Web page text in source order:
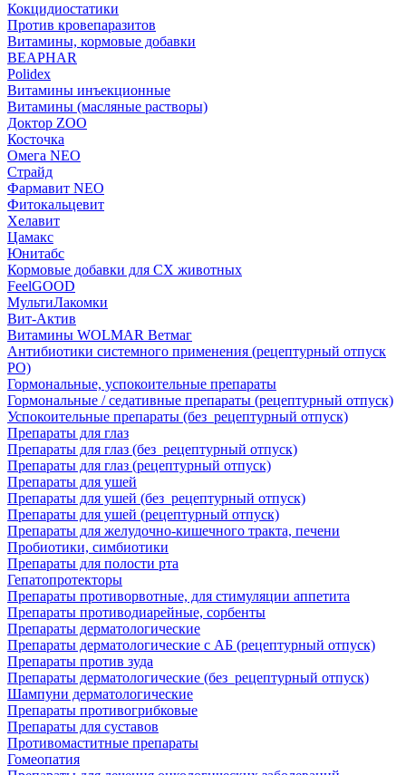
Кокцидиостатики
Против кровепаразитов
Витамины, кормовые добавки
BEAPHAR
Polidex
Витамины инъекционные
Витамины (масляные растворы)
Доктор ZOO
Косточка
Омега NEO
Страйд
Фармавит NEO
Фитокальцевит
Хелавит
Цамакс
Юнитабс
Кормовые добавки для СХ животных
FeelGOOD
МультиЛакомки
Вит-Актив
Витамины WOLMAR Ветмаг
Антибиотики системного применения (рецептурный отпуск
РО)
Гормональные, успокоительные препараты
Гормональные / седативные препараты (рецептурный отпуск)
Успокоительные препараты (без_рецептурный отпуск)
Препараты для глаз
Препараты для глаз (без_рецептурный отпуск)
Препараты для глаз (рецептурный отпуск)
Препараты для ушей
Препараты для ушей (без_рецептурный отпуск)
Препараты для ушей (рецептурный отпуск)
Препараты для желудочно-кишечного тракта, печени
Пробиотики, симбиотики
Препараты для полости рта
Гепатопротекторы
Препараты противорвотные, для стимуляции аппетита
Препараты противодиарейные, сорбенты
Препараты дерматологические
Препараты дерматологические с АБ (рецептурный отпуск)
Препараты против зуда
Препараты дерматологические (без_рецептурный отпуск)
Шампуни дерматологические
Препараты противогрибковые
Препараты для суставов
Противомаститные препараты
Гомеопатия